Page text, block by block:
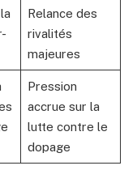
Relance des
rivalités
majeures
Pression
accrue sur la
lutte contre le
dopage